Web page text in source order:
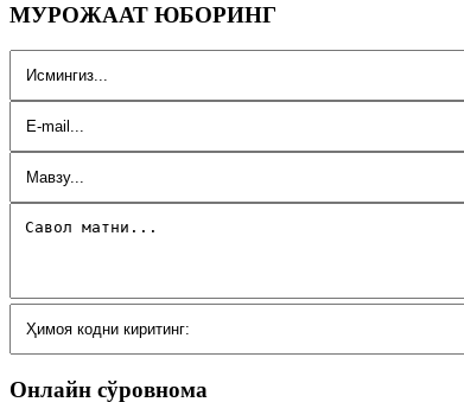
МУРОЖААТ ЮБОРИНГ
Онлайн сўровнома